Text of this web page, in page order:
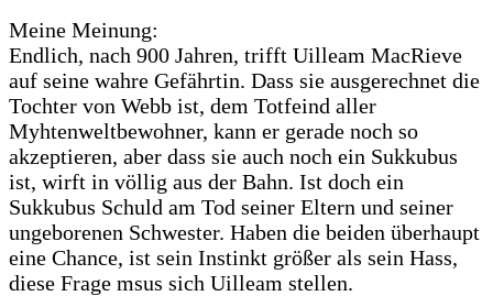
Meine Meinung:
Endlich, nach 900 Jahren, trifft Uilleam MacRieve
auf seine wahre Gefährtin. Dass sie ausgerechnet die
Tochter von Webb ist, dem Totfeind aller
Myhtenweltbewohner, kann er gerade noch so
akzeptieren, aber dass sie auch noch ein Sukkubus
ist, wirft in völlig aus der Bahn. Ist doch ein
Sukkubus Schuld am Tod seiner Eltern und seiner
ungeborenen Schwester. Haben die beiden überhaupt
eine Chance, ist sein Instinkt größer als sein Hass,
diese Frage msus sich Uilleam stellen.